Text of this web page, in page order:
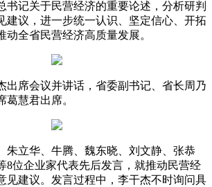
书记关于民营经济的重要论述，分析研判
建议，进一步统一认识、坚定信心、开拓
动全省民营经济高质量发展。
席会议并讲话，省委副书记、省长周乃
葛慧君出席。
立华、牛腾、魏东晓、刘文静、张恭
8位企业家代表先后发言，就推动民营经
见建议。发言过程中，李干杰不时询问具